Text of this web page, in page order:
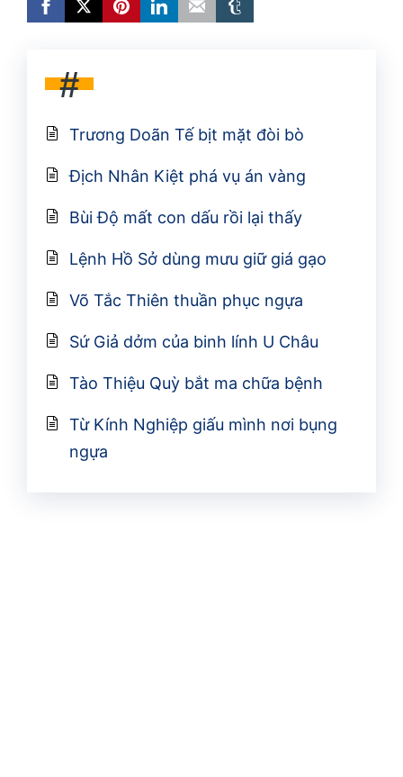
#
Trương Doãn Tế bịt mặt đòi bò
Địch Nhân Kiệt phá vụ án vàng
Bùi Độ mất con dấu rồi lại thấy
Lệnh Hồ Sở dùng mưu giữ giá gạo
Võ Tắc Thiên thuần phục ngựa
Sứ Giả dởm của binh lính U Châu
Tào Thiệu Quỳ bắt ma chữa bệnh
Từ Kính Nghiệp giấu mình nơi bụng
ngựa